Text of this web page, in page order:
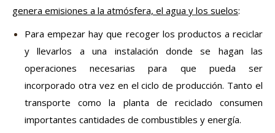
genera emisiones a la atmósfera, el agua y los suelos:
Para empezar hay que recoger los productos a reciclar
y llevarlos a una instalación donde se hagan las
operaciones necesarias para que pueda ser
incorporado otra vez en el ciclo de producción. Tanto el
transporte como la planta de reciclado consumen
importantes cantidades de combustibles y energía.